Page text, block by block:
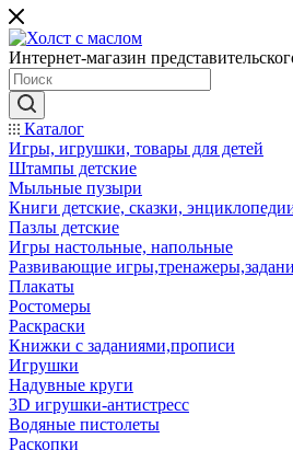
Интернет-магазин
Каталог
Игры, игрушки, товары для детей
Штампы детские
Мыльные пузыри
Книги детские, сказки,
Пазлы детские
Игры настольные, напольные
Развивающие
Плакаты
Ростомеры
Раскраски
Книжки с заданиями,прописи
Игрушки
Надувные круги
3D игрушки-антистресс
Водяные пистолеты
Раскопки